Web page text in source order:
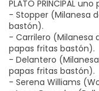
PLATO PRINCIPAL
- Stopper (Milanesa
bastón).
- Carrilero (Milanesa
papas fritas bastón).
- Delantero
papas fritas bastón).
- Serena Williams